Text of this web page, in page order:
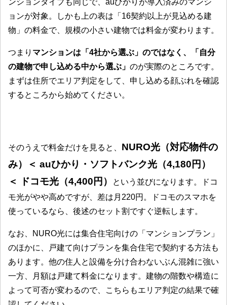
ョンが対象。しかも上の表は「16契約以上が見込める建
物」の料金で、規模の小さい建物では料金が変わります。
つまり マンションは「4社から選ぶ」のではなく、「自分
の建物で申し込める中から選ぶ」 のが実際のところです。
まずは住所でエリア判定をして、申し込める顔ぶれを確認
するところから始めてください。
そのうえで料金だけを見ると、 NURO光（対応物件の
み）＜ auひかり・ソフトバンク光（4,180円）
＜ ドコモ光（4,400円）
という並びになります。ドコ
モ光がやや高めですが、差は月220円。ドコモのスマホを
使っているなら、後述のセット割ですぐ逆転します。
なお、NURO光には集合住宅向けの「マンションプラン」
のほかに、戸建て向けプランを集合住宅で契約する方法も
あります。他の住人と設備を分け合わないぶん混雑に強い
一方、月額は戸建て料金になります。建物の階数や構造に
よって可否が変わるので、こちらもエリア判定の結果で確